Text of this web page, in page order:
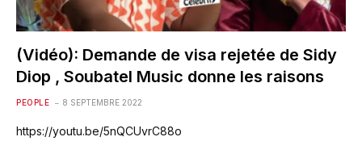
(Vidéo): Demande de visa rejetée de Sidy
Diop , Soubatel Music donne les raisons
PEOPLE 8 SEPTEMBRE 2022
https://youtu.be/5nQCUvrC88o